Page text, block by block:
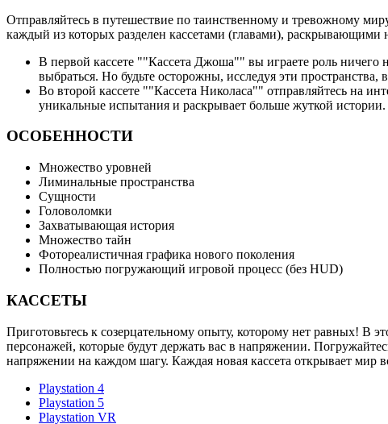
Отправляйтесь в путешествие по таинственному и тревожному
каждый из которых разделен кассетами (главами),
В первой кассете ""Кассета Джоша"" вы играете роль ничего
выбраться. Но будьте осторожны, исследуя эти
Во второй кассете ""Кассета Николаса"" отправляйтесь на
уникальные испытания и раскрывает больше жуткой
ОСОБЕННОСТИ
Множество уровней
Лиминальные пространства
Сущности
Головоломки
Захватывающая история
Множество тайн
Фотореалистичная графика нового поколения
Полностью погружающий игровой процесс (без HUD)
КАССЕТЫ
Приготовьтесь к созерцательному опыту, которому нет равных! В
персонажей, которые будут держать вас в напряжении.
напряжении на каждом шагу. Каждая новая кассета открывает
Playstation 4
Playstation 5
Playstation VR